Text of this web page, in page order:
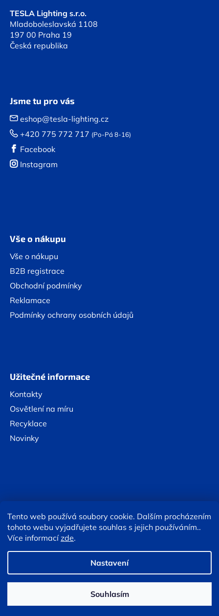
Tento web používá soubory cookie. Dalším procházením
tohoto webu vyjadřujete souhlas s jejich používáním..
Více informacízde.
Nastavení
Souhlasím
TESLA Lighting s.r.o.
Mladoboleslavská 1108
197 00 Praha 19
Česká republika
Jsme tu pro vás
eshop@tesla-lighting.cz
+420 775 772 717 (Po-Pá 8-16)
Facebook
Instagram
Vše o nákupu
Vše o nákupu
B2B registrace
Obchodní podmínky
Reklamace
Podmínky ochrany osobních údajů
Užitečné informace
Kontakty
Osvětlení na míru
Recyklace
Novinky
Online platby:
Upravit nastavení cookies